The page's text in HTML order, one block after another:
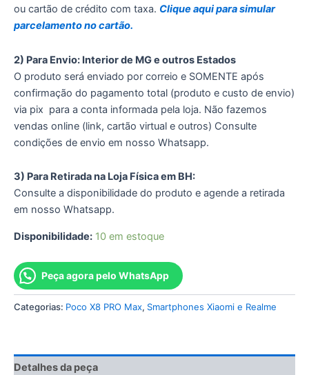
ou cartão de crédito com taxa. Clique aqui para simular
parcelamento no cartão.
2) Para Envio: Interior de MG e outros Estados
O produto será enviado por correio e SOMENTE após
confirmação do pagamento total (produto e custo de envio)
via pix para a conta informada pela loja. Não fazemos
vendas online (link, cartão virtual e outros) Consulte
condições de envio em nosso Whatsapp.
3) Para Retirada na Loja Física em BH:
Consulte a disponibilidade do produto e agende a retirada
em nosso Whatsapp.
Disponibilidade: 10 em estoque
Peça agora pelo WhatsApp
Categorias: Poco X8 PRO Max, Smartphones Xiaomi e Realme
Detalhes da peça